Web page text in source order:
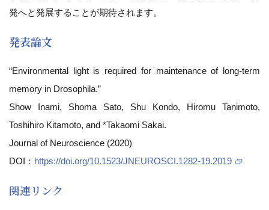
発へと発展することが期待されます。
発表論文
“Environmental light is required for maintenance of long-term
memory in Drosophila.”
Show Inami, Shoma Sato, Shu Kondo, Hiromu Tanimoto,
Toshihiro Kitamoto, and *Takaomi Sakai.
Journal of Neuroscience (2020)
DOI： https://doi.org/10.1523/JNEUROSCI.1282-19.2019
関連リンク